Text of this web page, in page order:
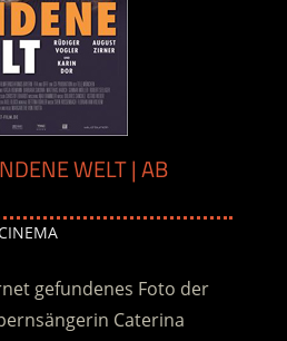
WELT | AB
gefundenes Foto der
Caterina